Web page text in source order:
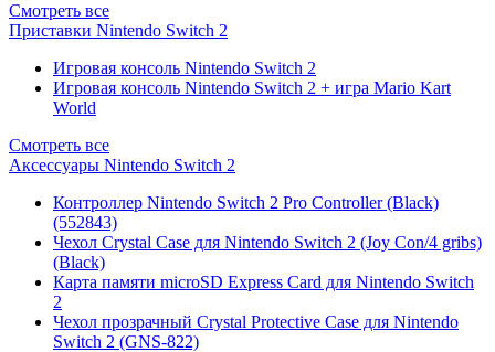
Смотреть все
Приставки Nintendo Switch 2
Игровая консоль Nintendo Switch 2
Игровая консоль Nintendo Switch 2 + игра Mario Kart
World
Смотреть все
Аксессуары Nintendo Switch 2
Контроллер Nintendo Switch 2 Pro Controller (Black)
(552843)
Чехол Сrystal Сase для Nintendo Switch 2 (Joy Con/4 gribs)
(Black)
Карта памяти microSD Express Card для Nintendo Switch
2
Чехол прозрачный Crystal Protective Case для Nintendo
Switch 2 (GNS-822)